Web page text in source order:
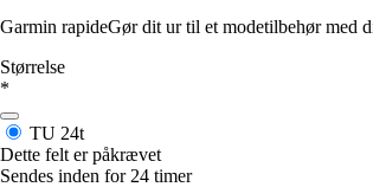
Garmin rapideGør dit ur til et modetilbehør med
Størrelse
*
TU 24t
Dette felt er påkrævet
Sendes inden for 24 timer